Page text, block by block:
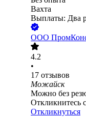
Вахта
Выплаты: Два
ООО
4.2
•
17 отзывов
Можайск
Можно без
Откликнитесь
Откликнуться